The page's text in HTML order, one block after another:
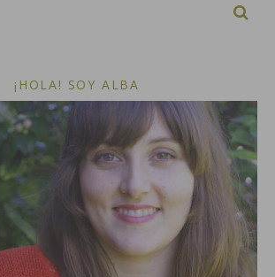
¡HOLA! SOY ALBA